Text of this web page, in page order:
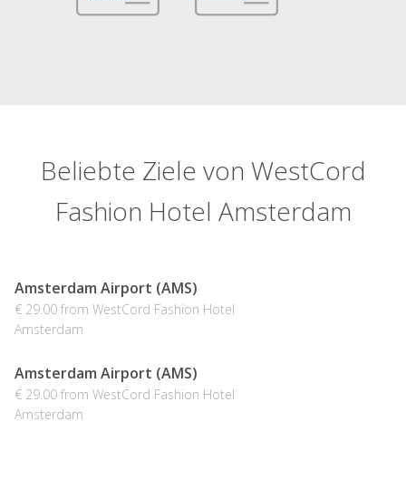
Beliebte Ziele von WestCord
Fashion Hotel Amsterdam
Amsterdam Airport (AMS)
€ 29.00 from WestCord Fashion Hotel
Amsterdam
Amsterdam Airport (AMS)
€ 29.00 from WestCord Fashion Hotel
Amsterdam